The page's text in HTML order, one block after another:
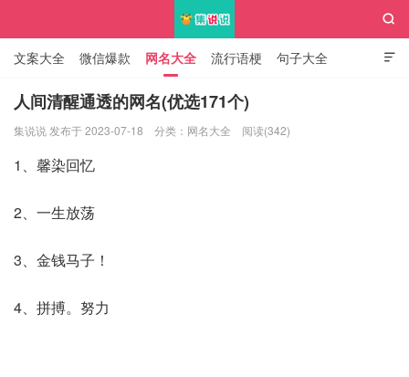

文案大全 微信爆款 网名大全 流行语梗 句子大全
知识大全

人间清醒通透的网名(优选171个)
集说说 发布于 2023-07-18 分类： 网名大全 阅读(342)
1、馨染回忆ゝ
2、一生放荡
3、金钱马子！
4、拼搏。努力